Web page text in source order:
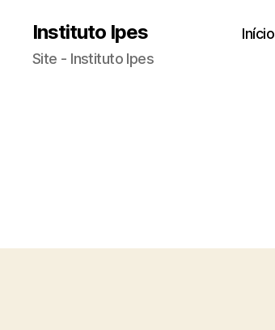
Instituto Ipes
Site - Instituto Ipes
Início